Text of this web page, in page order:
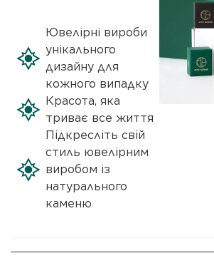
Ювелірні вироби
унікального
дизайну для
кожного випадку
Красота, яка
триває все життя
Підкресліть свій
стиль ювелірним
виробом із
натурального
каменю